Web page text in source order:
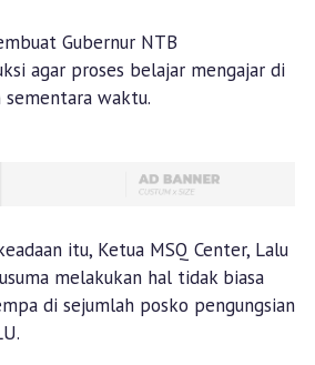
Gubernur NTB
agar proses belajar mengajar di
waktu.
itu, Ketua MSQ Center, Lalu
melakukan hal tidak biasa
di sejumlah posko pengungsian